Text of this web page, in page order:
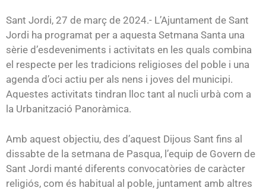
Sant Jordi, 27 de març de 2024.- L’Ajuntament de Sant
Jordi ha programat per a aquesta Setmana Santa una
sèrie d’esdeveniments i activitats en les quals combina
el respecte per les tradicions religioses del poble i una
agenda d’oci actiu per als nens i joves del municipi.
Aquestes activitats tindran lloc tant al nucli urbà com a
la Urbanització Panoràmica.
Amb aquest objectiu, des d’aquest Dijous Sant fins al
dissabte de la setmana de Pasqua, l’equip de Govern de
Sant Jordi manté diferents convocatòries de caràcter
religiós, com és habitual al poble, juntament amb altres